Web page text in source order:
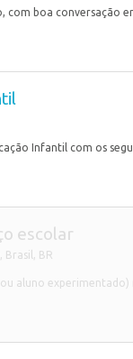
com boa conversação
Infantil com os
escolar
Brasil , BR
aluno